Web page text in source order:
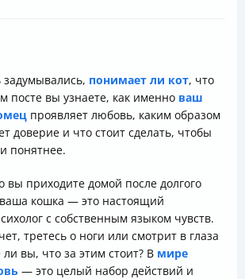
задумывались, понимает ли кот, что
посте вы узнаете, как именно ваш
проявляет любовь, каким образом
доверие и что стоит сделать, чтобы
понятнее.
вы приходите домой после долгого
кошка — это настоящий
с собственным языком чувств.
третесь о ноги или смотрит в глаза
вы, что за этим стоит? В мире
— это целый набор действий и